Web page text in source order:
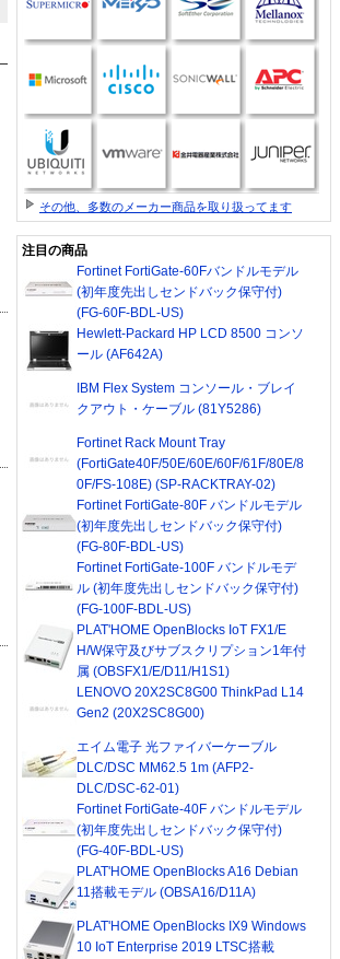
その他、多数のメーカー商品を取り扱ってます
注目の商品
Fortinet FortiGate-60Fバンドルモデル
(初年度先出しセンドバック保守付)
(FG-60F-BDL-US)
Hewlett-Packard HP LCD 8500 コンソ
ール (AF642A)
IBM Flex System コンソール・ブレイ
クアウト・ケーブル (81Y5286)
Fortinet Rack Mount Tray
(FortiGate40F/50E/60E/60F/61F/80E/8
0F/FS-108E) (SP-RACKTRAY-02)
Fortinet FortiGate-80F バンドルモデル
(初年度先出しセンドバック保守付)
(FG-80F-BDL-US)
Fortinet FortiGate-100F バンドルモデ
ル (初年度先出しセンドバック保守付)
(FG-100F-BDL-US)
PLAT'HOME OpenBlocks IoT FX1/E
H/W保守及びサブスクリプション1年付
属 (OBSFX1/E/D11/H1S1)
LENOVO 20X2SC8G00 ThinkPad L14
Gen2 (20X2SC8G00)
エイム電子 光ファイバーケーブル
DLC/DSC MM62.5 1m (AFP2-
DLC/DSC-62-01)
Fortinet FortiGate-40F バンドルモデル
(初年度先出しセンドバック保守付)
(FG-40F-BDL-US)
PLAT'HOME OpenBlocks A16 Debian
11搭載モデル (OBSA16/D11A)
PLAT'HOME OpenBlocks IX9 Windows
10 IoT Enterprise 2019 LTSC搭載